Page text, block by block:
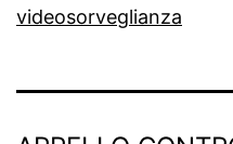
videosorveglianza